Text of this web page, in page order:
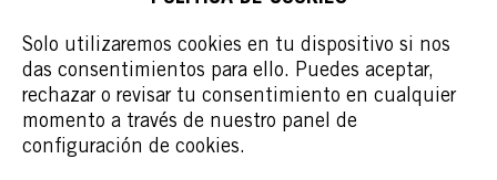
Solo utilizaremos cookies en tu dispositivo si nos
das consentimientos para ello. Puedes aceptar,
rechazar o revisar tu consentimiento en cualquier
momento a través de nuestro panel de
configuración de cookies.